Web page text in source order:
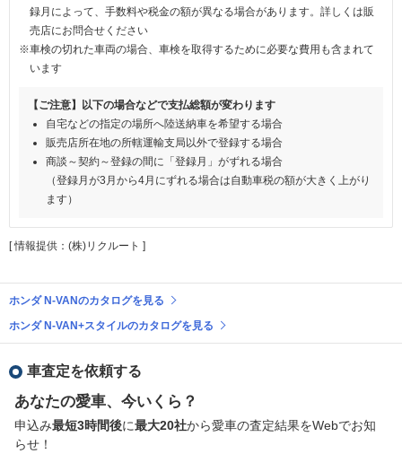
録月によって、手数料や税金の額が異なる場合があります。詳しくは販
売店にお問合せください
※車検の切れた車両の場合、車検を取得するために必要な費用も含まれて
います
【ご注意】以下の場合などで支払総額が変わります
自宅などの指定の場所へ陸送納車を希望する場合
販売店所在地の所轄運輸支局以外で登録する場合
商談～契約～登録の間に「登録月」がずれる場合
（登録月が3月から4月にずれる場合は自動車税の額が大きく上がり
ます）
[ 情報提供：(株)リクルート ]
ホンダ N-VANのカタログを見る
ホンダ N-VAN+スタイルのカタログを見る
車査定を依頼する
あなたの愛車、今いくら？
申込み最短3時間後に最大20社から愛車の査定結果をWebでお知
らせ！